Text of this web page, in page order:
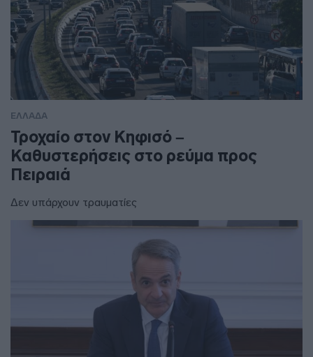
ΕΛΛΑΔΑ
Τροχαίο στον Κηφισό –
Καθυστερήσεις στο ρεύμα προς
Πειραιά
Δεν υπάρχουν τραυματίες